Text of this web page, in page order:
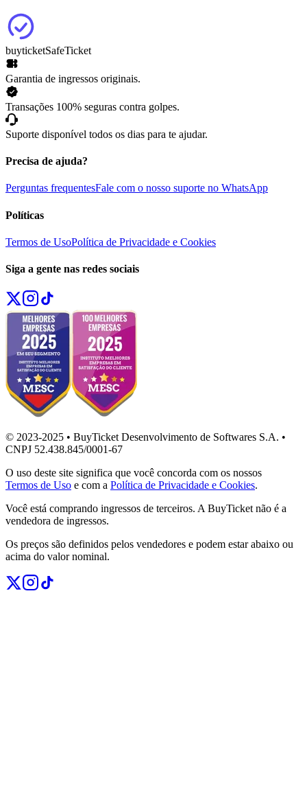
buyticketSafeTicket
Garantia de ingressos originais.
Transações 100% seguras contra golpes.
Suporte disponível todos os dias para te ajudar.
Precisa de ajuda?
Perguntas frequentesFale com o nosso suporte no WhatsApp
Políticas
Termos de UsoPolítica de Privacidade e Cookies
Siga a gente nas redes sociais
© 2023-2025 • BuyTicket Desenvolvimento de Softwares S.A. •
CNPJ 52.438.845/0001-67
O uso deste site significa que você concorda com os nossos
Termos de Uso e com a Política de Privacidade e Cookies.
Você está comprando ingressos de terceiros. A BuyTicket não é a
vendedora de ingressos.
Os preços são definidos pelos vendedores e podem estar abaixo ou
acima do valor nominal.